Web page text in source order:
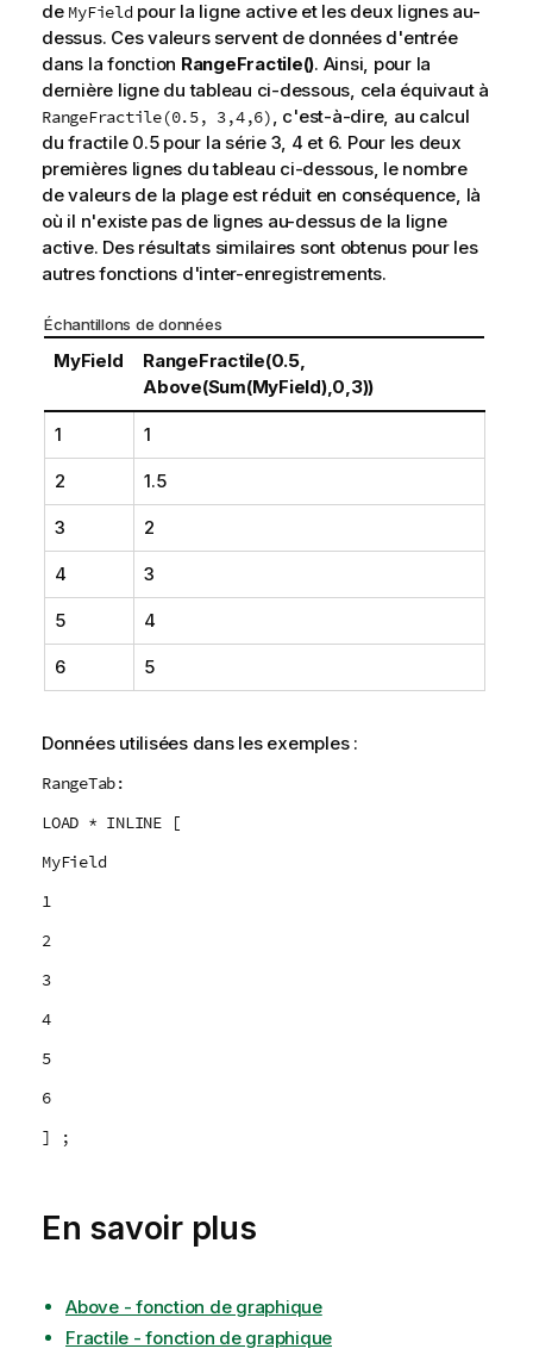
de MyField pour la ligne active et les deux lignes au-
dessus. Ces valeurs servent de données d'entrée
dans la fonction RangeFractile(). Ainsi, pour la
dernière ligne du tableau ci-dessous, cela équivaut à
RangeFractile(0.5, 3,4,6), c'est-à-dire, au calcul
du fractile 0.5 pour la série 3, 4 et 6. Pour les deux
premières lignes du tableau ci-dessous, le nombre
de valeurs de la plage est réduit en conséquence, là
où il n'existe pas de lignes au-dessus de la ligne
active. Des résultats similaires sont obtenus pour les
autres fonctions d'inter-enregistrements.
Échantillons de données
MyField
RangeFractile(0.5,
Above(Sum(MyField),0,3))
1 1
2 1.5
3 2
4 3
5 4
6 5
Données utilisées dans les exemples :
RangeTab:
LOAD * INLINE [
MyField
1
2
3
4
5
6
] ;
En savoir plus
Above - fonction de graphique
Fractile - fonction de graphique